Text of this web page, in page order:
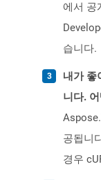
에서 공
습니다.
내가 좋
니다.
공됩니
경우